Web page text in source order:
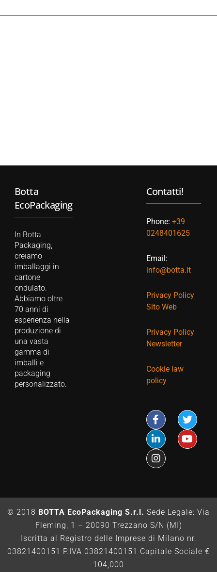
Botta
EcoPackaging
In Botta
Packaging,
creiamo
imballaggi in
cartone
ondulato.
Abbiamo oltre
70 anni di
esperienza nella
produzione di
una vasta
gamma di
imballi e
packaging
personalizzato.
Contatti!
Phone: +39
0248401625
Email:
info@botta.it
Privacy Policy
Sito Web
Privacy Policy
Newsletter
Cookie law
policy
© 2018 BOTTA EcoPackaging S.r.l. Sede Legale: Via
Fleming, 1 – 20090 Trezzano S/N (MI)
Iscritta al Registro delle Imprese di Milano nr.
03821400151 P.IVA 03821400151 Capitale Sociale €
104,000